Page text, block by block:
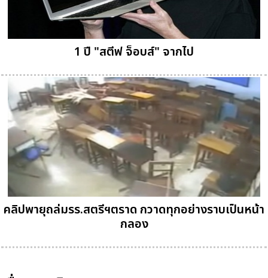
1 ปี "สตีฟ จ็อบส์" จากไป
คลิปพายุถล่มรร.สตรีฯตราด กวาดทุกอย่างราบเป็นหน้า
กลอง